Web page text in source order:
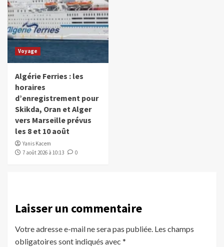
Voyage
Algérie Ferries : les
horaires
d’enregistrement pour
Skikda, Oran et Alger
vers Marseille prévus
les 8 et 10 août
Yanis Kacem
7 août 2026 à 10:13
0
Laisser un commentaire
Votre adresse e-mail ne sera pas publiée. Les champs
obligatoires sont indiqués avec *